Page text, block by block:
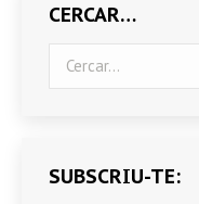
CERCAR…
SUBSCRIU-TE: